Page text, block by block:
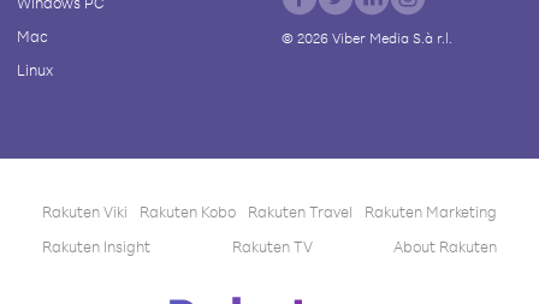
Mac
Linux
© 2026Viber Media S.à r.l.
Rakuten Viki Rakuten Kobo Rakuten Travel
Rakuten Marketing
Rakuten Insight
Rakuten TV About Rakuten